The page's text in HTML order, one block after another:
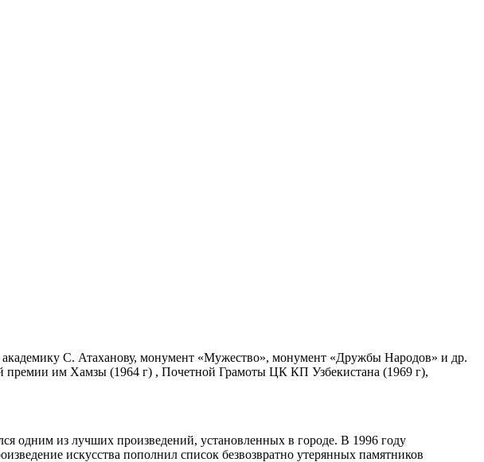
С. Атаханову, монумент «Мужество», монумент «Дружбы Народов» и др.
премии им Хамзы (1964 г) , Почетной Грамоты ЦК КП Узбекистана (1969 г),
одним из лучших произведений, установленных в городе. В 1996 году
искусства пополнил список безвозвратно утерянных памятников